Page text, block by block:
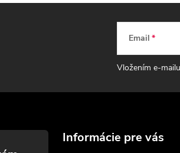
Email
Vložením e-
Informácie pre vás